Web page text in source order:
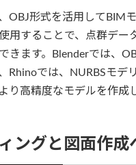
OBJ形式を活用してBIM
用することで、点群デー
きます。Blenderでは、
Rhinoでは、NURBSモ
り高精度なモデルを作成
ングと図面作成